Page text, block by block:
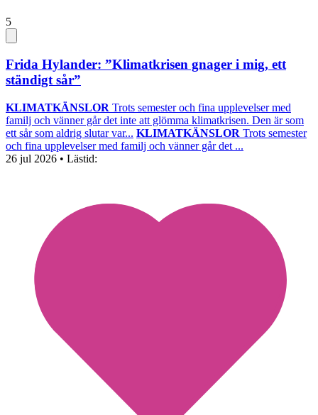
5
Frida Hylander: ”Klimatkrisen gnager i mig, ett
ständigt sår”
KLIMATKÄNSLOR Trots semester och fina upplevelser med
familj och vänner går det inte att glömma klimatkrisen. Den är som
ett sår som aldrig slutar var... KLIMATKÄNSLOR Trots semester
och fina upplevelser med familj och vänner går det ...
26 jul 2026 • Lästid: